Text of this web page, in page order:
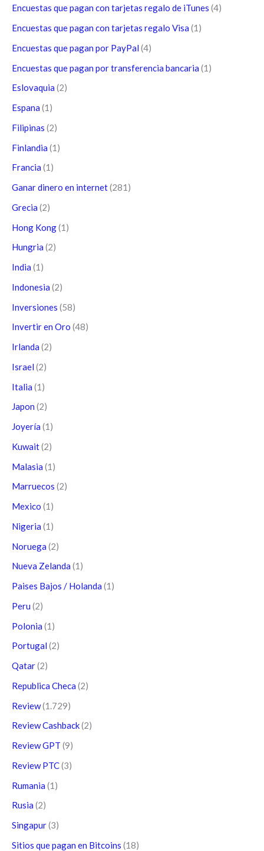
Encuestas que pagan con tarjetas regalo de iTunes (4)
Encuestas que pagan con tarjetas regalo Visa (1)
Encuestas que pagan por PayPal (4)
Encuestas que pagan por transferencia bancaria (1)
Eslovaquia (2)
Espana (1)
Filipinas (2)
Finlandia (1)
Francia (1)
Ganar dinero en internet(281)
Grecia (2)
Hong Kong(1)
Hungria (2)
India (1)
Indonesia (2)
Inversiones (58)
Invertir en Oro (48)
Irlanda (2)
Israel (2)
Italia (1)
Japon (2)
Joyería (1)
Kuwait(2)
Malasia (1)
Marruecos (2)
Mexico (1)
Nigeria (1)
Noruega (2)
Nueva Zelanda (1)
Paises Bajos / Holanda (1)
Peru (2)
Polonia (1)
Portugal (2)
Qatar(2)
Republica Checa (2)
Review(1.729)
Review Cashback(2)
Review GPT (9)
Review PTC(3)
Rumania (1)
Rusia (2)
Singapur(3)
Sitios que pagan en Bitcoins (18)